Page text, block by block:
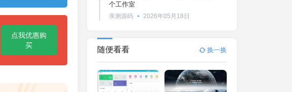
点我优惠购
买
个工作室
亲测源码 2026年05月18日
随便看看 换一换